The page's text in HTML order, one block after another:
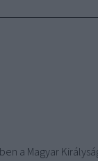
a Magyar